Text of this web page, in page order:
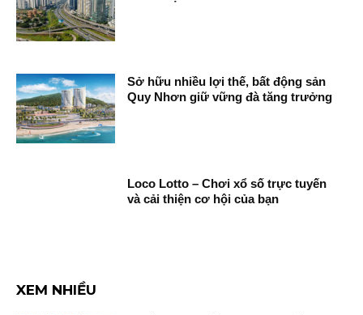
Sở hữu nhiều lợi thế, bất động sản
Quy Nhơn giữ vững đà tăng trưởng
Loco Lotto – Chơi xổ số trực tuyến
và cải thiện cơ hội của bạn
XEM NHIỀU